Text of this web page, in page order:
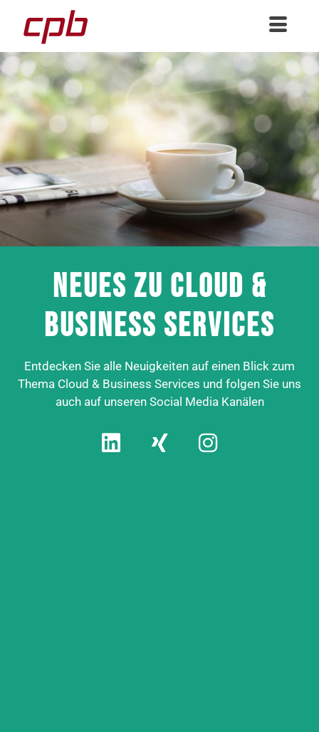
Neues zu Cloud &
Business Services
Entdecken Sie alle Neuigkeiten auf einen Blick zum
Thema Cloud & Business Services und folgen Sie uns
auch auf unseren Social Media Kanälen